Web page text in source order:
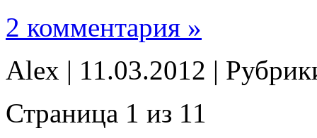
2 комментария »
Alex | 11.03.2012 |
Страница 1 из 11